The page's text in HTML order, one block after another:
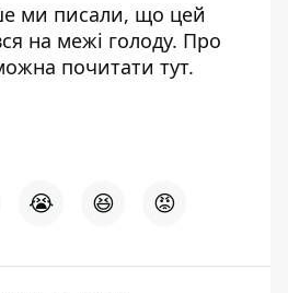
ми писали, що цей
на межі голоду. Про
почитати тут.
😭 😆 😡